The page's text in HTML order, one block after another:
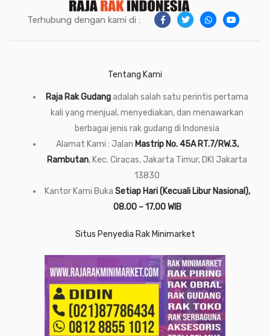
Terhubung dengan kami di :
Tentang Kami
Raja Rak Gudangadalah salah satu perintis pertama
kali yang menjual, menyediakan, dan menawarkan
berbagai jenis rak gudang di Indonesia
Alamat Kami : Jalan Mastrip No. 45A RT.7/RW.3,
Rambutan, Kec. Ciracas, Jakarta Timur, DKI Jakarta
13830
Kantor Kami Buka Setiap Hari (Kecuali Libur Nasional),
08.00 – 17.00 WIB
Situs Penyedia Rak Minimarket